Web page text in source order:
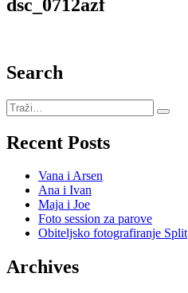
dsc_0712azf
Search
Recent Posts
Vana i Arsen
Ana i Ivan
Maja i Joe
Foto session za parove
Obiteljsko fotografiranje Split
Archives